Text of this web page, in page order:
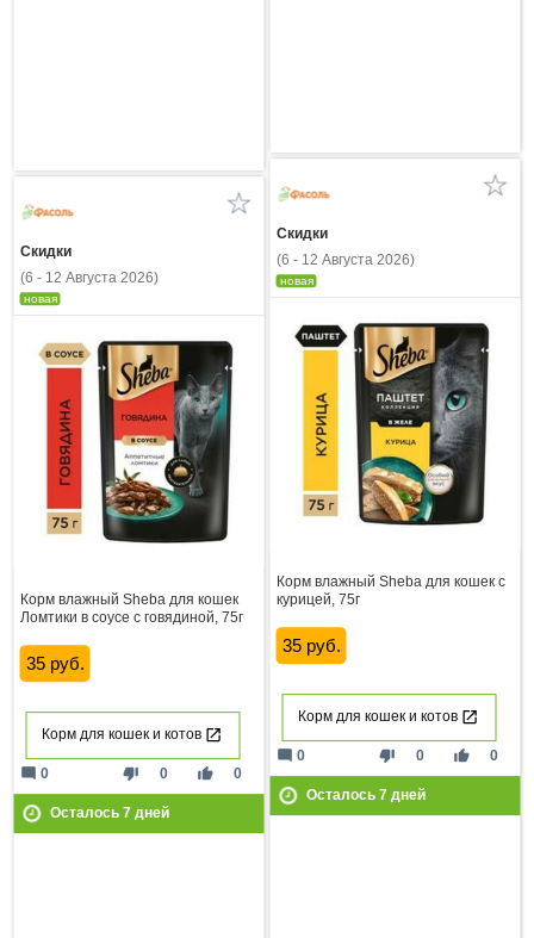
Скидки
(6 - 12 Августа 2026)
новая
Корм влажный Sheba для кошек с
курицей, 75г
35 руб.
Корм для кошек и котов
thumb_down 0 thumb_up 0
mode_comment 0
Осталось 7дней
Скидки
(6 - 12 Августа 2026)
новая
Корм влажный Sheba для кошек
Ломтики в соусе с говядиной, 75г
35 руб.
Корм для кошек и котов
thumb_down 0 thumb_up 0
mode_comment 0
Осталось 7дней